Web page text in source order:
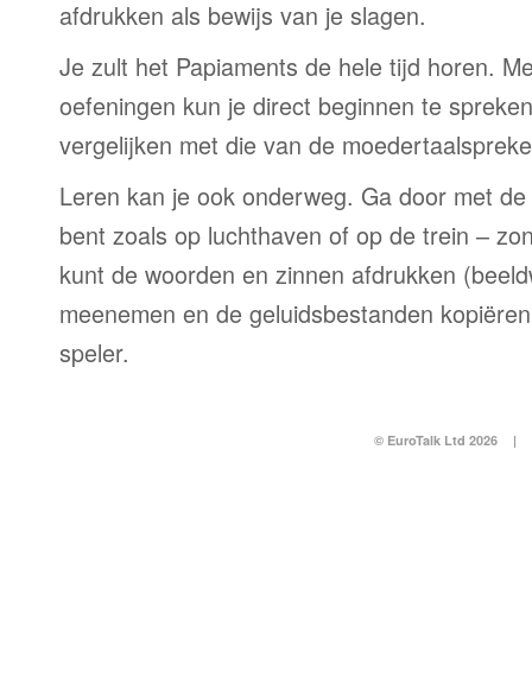
afdrukken als bewijs van je slagen.
Je zult het Papiaments de hele tijd horen.
oefeningen kun je direct beginnen te
vergelijken met die van de
Leren kan je ook onderweg. Ga door met
bent zoals op luchthaven of op de trein –
kunt de woorden en zinnen afdrukken
meenemen en de geluidsbestanden
speler.
© EuroTalk Ltd 2026 |